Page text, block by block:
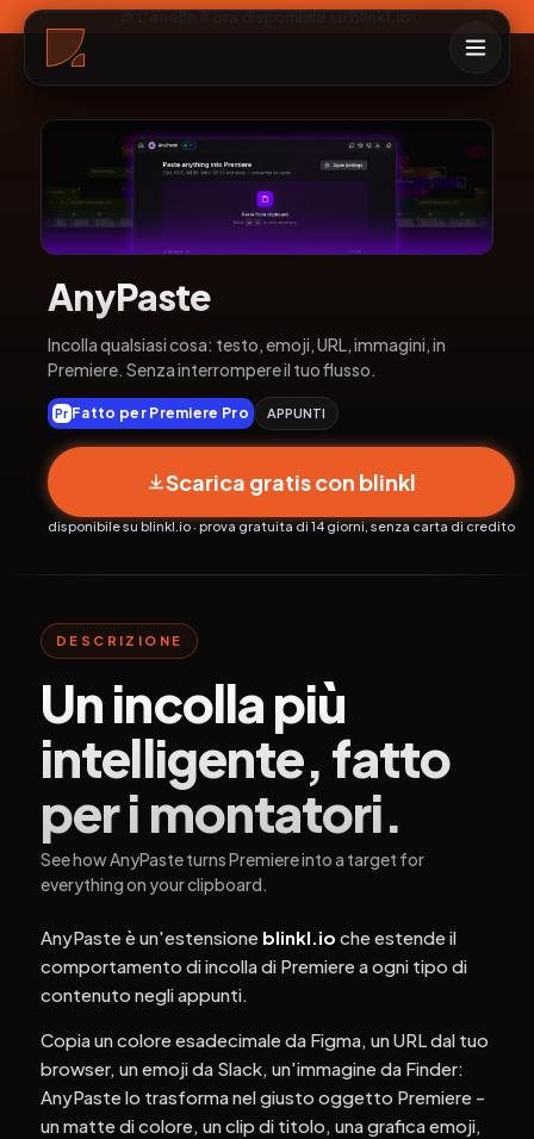
🎉 L'anello è ora disponibile su blinkl.io!
AnyPaste
Incolla qualsiasi cosa: testo, emoji, URL, immagini, in
Premiere. Senza interrompere il tuo flusso.
Pr Fatto per Premiere Pro APPUNTI
Scarica gratis con blinkl
disponibile su blinkl.io · prova gratuita di 14 giorni, senza carta di credito
DESCRIZIONE
Un incolla più
intelligente, fatto
per i montatori.
See how AnyPaste turns Premiere into a target for
everything on your clipboard.
AnyPaste è un'estensione blinkl.io che estende il
comportamento di incolla di Premiere a ogni tipo di
contenuto negli appunti.
Copia un colore esadecimale da Figma, un URL dal tuo
browser, un emoji da Slack, un'immagine da Finder:
AnyPaste lo trasforma nel giusto oggetto Premiere -
un matte di colore, un clip di titolo, una grafica emoji,